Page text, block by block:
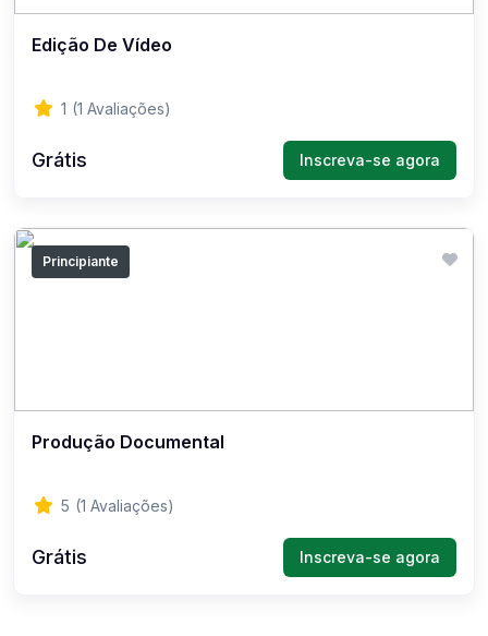
Edição De Vídeo
1 (1 Avaliações)
Grátis Inscreva-se agora
Principiante
Produção Documental
5 (1 Avaliações)
Grátis Inscreva-se agora